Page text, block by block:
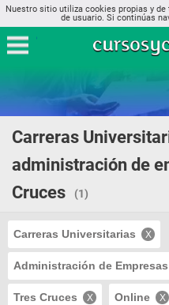
Nuestro sitio utiliza cookies propias y
de usuario. Si continúas
Carreras
administración de
Cruces
(1)
Carreras Universitarias
Administración de Empresas
Tres Cruces Online